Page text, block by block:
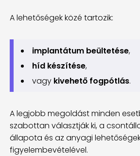
A lehetőségek közé tartozik:
implantátum beültetése,
híd készítése,
vagy kivehető fogpótlás.
A legjobb megoldást minden
szabottan választják ki, a
állapota és az anyagi
figyelembevételével.